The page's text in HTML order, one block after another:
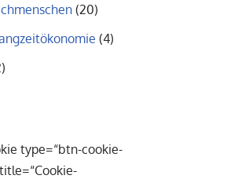
(20)
(4)
type=“btn-cookie-